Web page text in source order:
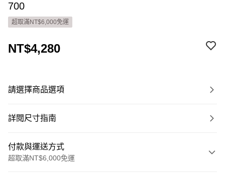
700
超取滿NT$6,000免運
NT$4,280
請選擇商品選項
詳閱尺寸指南
付款與運送方式
超取滿NT$6,000免運